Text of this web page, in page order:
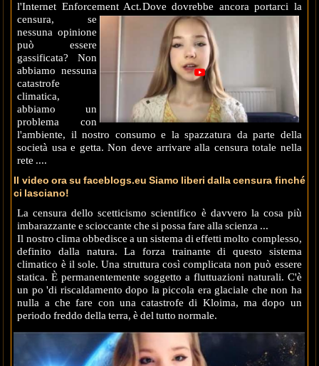
l'Internet Enforcement Act.Dove dovrebbe ancora portarci la
censura, se
nessuna opinione
può essere
gassificata? Non
abbiamo nessuna
catastrofe
climatica,
abbiamo un
problema con
l'ambiente, il nostro consumo e la spazzatura da parte della
società usa e getta. Non deve arrivare alla censura totale nella
rete ....
Il video ora su faceblogs.eu Siamo liberi dalla censura finché
ci lasciano!
La censura dello scetticismo scientifico è davvero la cosa più
imbarazzante e scioccante che si possa fare alla scienza ...
Il nostro clima obbedisce a un sistema di effetti molto complesso,
definito dalla natura. La forza trainante di questo sistema
climatico è il sole. Una struttura così complicata non può essere
statica. È permanentemente soggetto a fluttuazioni naturali. C'è
un po 'di riscaldamento dopo la piccola era glaciale che non ha
nulla a che fare con una catastrofe di Kloima, ma dopo un
periodo freddo della terra, è del tutto normale.